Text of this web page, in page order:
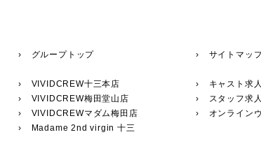
› グループトップ
› VIVIDCREW十三本店
› VIVIDCREW梅田堂山店
› VIVIDCREWマダム梅田店
› Madame 2nd virgin 十三
› サイトマッ
› キャスト求
› スタッフ求
› オンライン